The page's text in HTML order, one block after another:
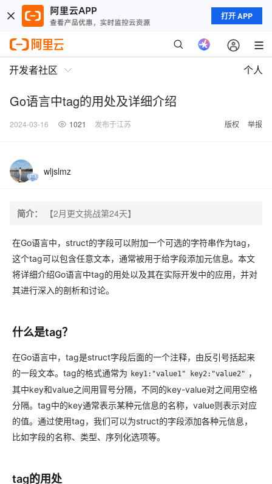
打开 APP
开发者社区 个人
Go语言中tag的用处及详细介绍
2024-03-16 1021 发布于江苏 版权 举报
wljslmz
简介： 【2月更文挑战第24天】
在Go语言中，struct的字段可以附加一个可选的字符串作为tag，
这个tag可以包含任意文本，通常被用于给字段添加元信息。本文
将详细介绍Go语言中tag的用处以及其在实际开发中的应用，并对
其进行深入的剖析和讨论。
什么是tag？
在Go语言中，tag是struct字段后面的一个注释，由反引号括起来
的一段文本。tag的格式通常为 key1:"value1" key2:"value2" ，
其中key和value之间用冒号分隔，不同的key-value对之间用空格
分隔。tag中的key通常表示某种元信息的名称，value则表示对应
的值。通过使用tag，我们可以为struct的字段添加各种元信息，
比如字段的名称、类型、序列化选项等。
tag的用处